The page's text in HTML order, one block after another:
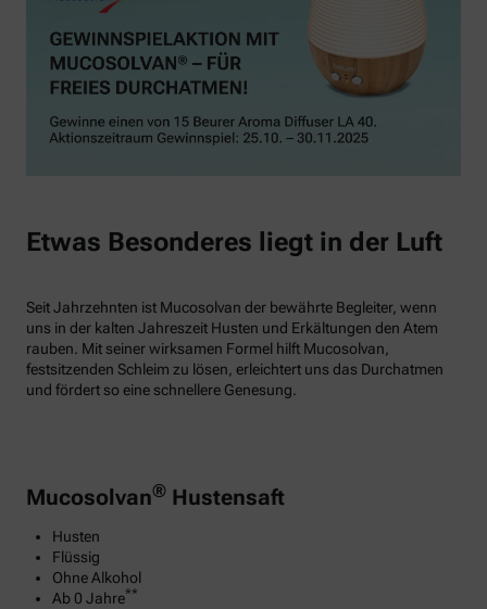
Etwas Besonderes liegt in der Luft
Seit Jahrzehnten ist Mucosolvan der bewährte Begleiter, wenn
uns in der kalten Jahreszeit Husten und Erkältungen den Atem
rauben. Mit seiner wirksamen Formel hilft Mucosolvan,
festsitzenden Schleim zu lösen, erleichtert uns das Durchatmen
und fördert so eine schnellere Genesung.
Mucosolvan® Hustensaft
Husten
Flüssig
Ohne Alkohol
Ab 0 Jahre**